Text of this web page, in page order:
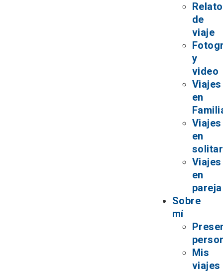
de
viaje
y
video
Viajes
en
Viajes
en
Viajes
en
pareja
Sobre
mí
Mis
viajes